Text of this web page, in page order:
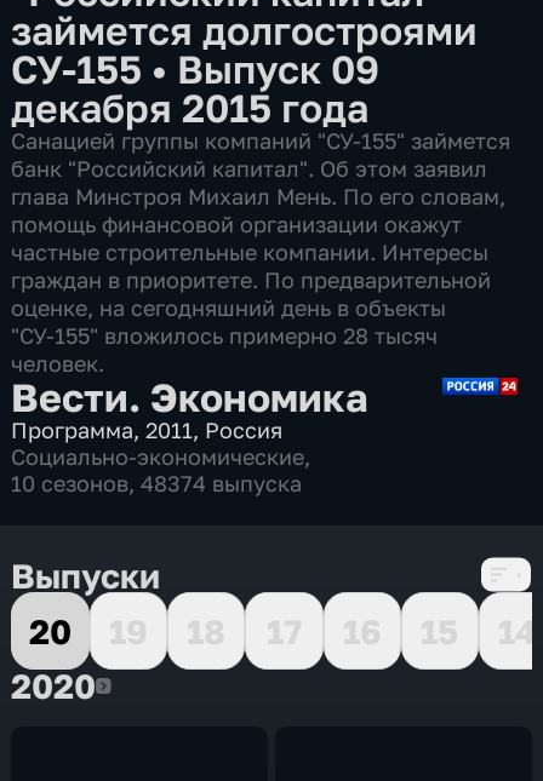
займется долгостроями
СУ-155 • Выпуск 09
декабря 2015 года
Санацией группы компаний "СУ-155" займется
банк "Российский капитал". Об этом заявил
глава Минстроя Михаил Мень. По его словам,
помощь финансовой организации окажут
частные строительные компании. Интересы
граждан в приоритете. По предварительной
оценке, на сегодняшний день в объекты
"СУ-155" вложилось примерно 28 тысяч
человек.
Вести. Экономика
Программа,2011, Россия
Социально-экономические,
10 сезонов, 48374 выпуска
Выпуски
20
19 18 17 16 15
14
20202020